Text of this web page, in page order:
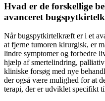
Hvad er de forskellige
avanceret
Når bugspytkirtelkræft er i et
at fjerne tumoren kirurgisk, er
lindre symptomer og forbedre
hjælp af smertelindring,
kliniske forsøg med nye
der også være mulighed for at
terapi, der er udviklet specifikt